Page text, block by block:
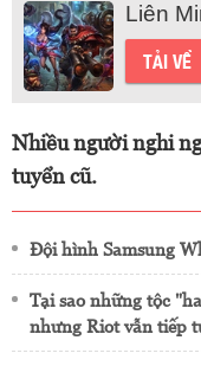
Liên
TẢI VỀ
Nhiều người nghi
tuyển cũ.
Đội hình Samsung
Tại sao những tộc
nhưng Riot vẫn tiếp